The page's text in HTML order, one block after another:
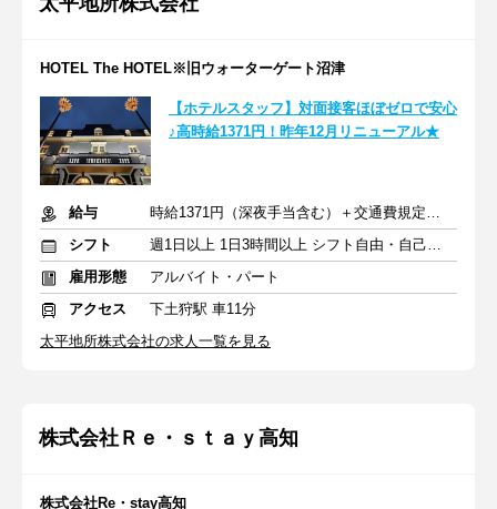
HOTEL The HOTEL※旧ウォーターゲート沼津
【ホテルスタッフ】対面接客ほぼゼロで安心
♪高時給1371円！昨年12月リニューアル★
給与
時給1371円（深夜手当含む）＋交通費規定支給
シフト
週1日以上 1日3時間以上 シフト自由・自己申告
雇用形態
アルバイト・パート
アクセス
下土狩駅 車11分
太平地所株式会社の求人一覧を見る
株式会社Ｒｅ・ｓｔａｙ高知
株式会社Re・stay高知